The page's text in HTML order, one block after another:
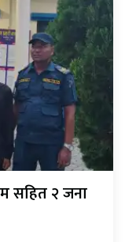
सहित २ जना